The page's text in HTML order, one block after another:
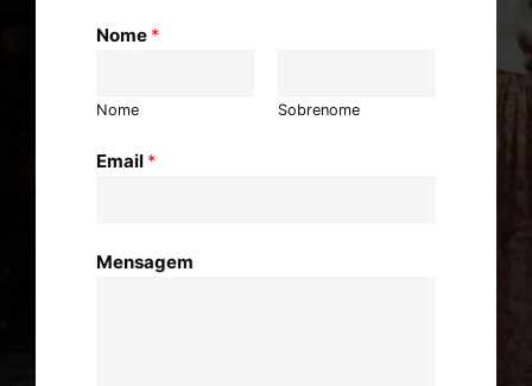
Nome *
Nome Sobrenome
Email *
Mensagem